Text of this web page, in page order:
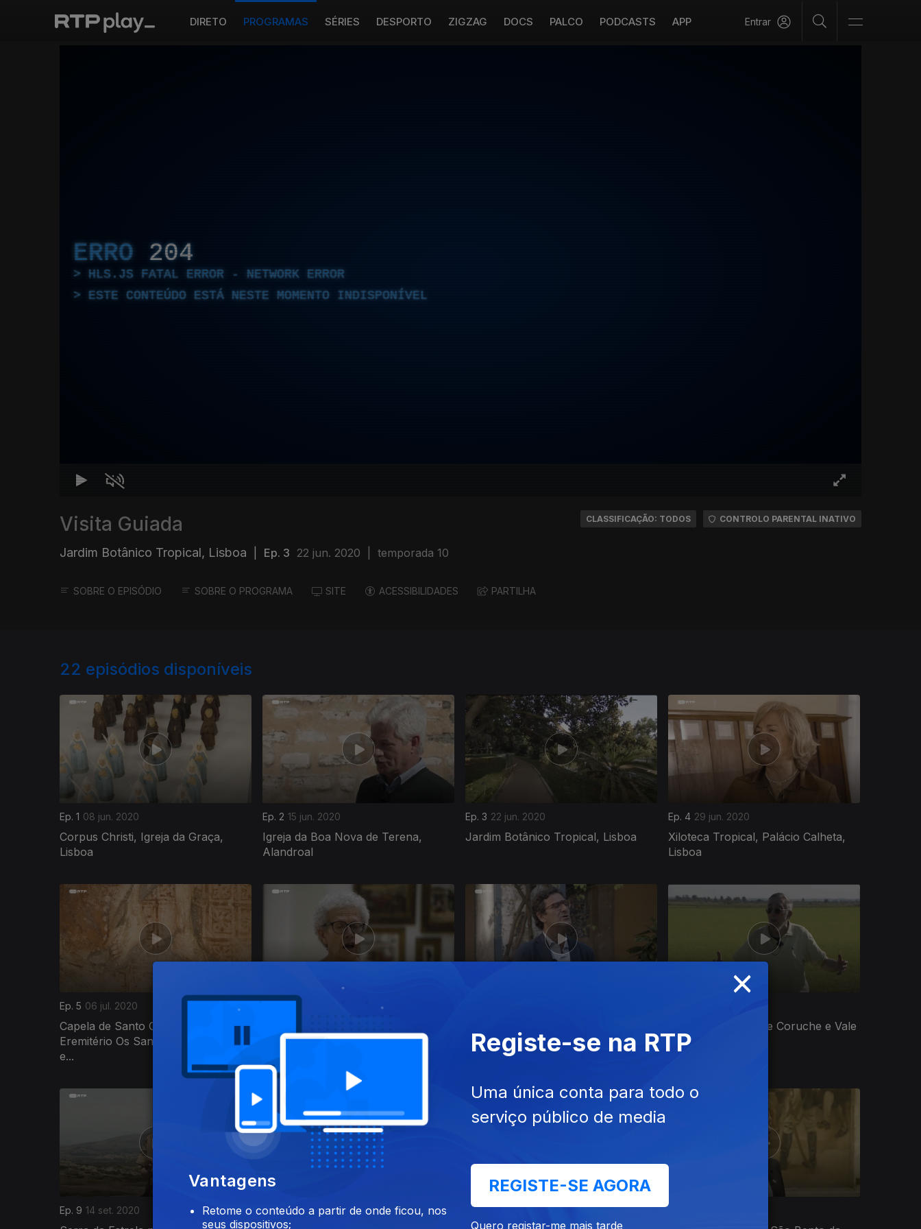
DIRETO PROGRAMAS SÉRIES DESPORTO ZIGZAG DOCS PALCO PODCASTS APP Entrar
ERRO 204
HLS.JS FATAL ERROR - NETWORK ERROR
ESTE CONTEÚDO ESTÁ NESTE MOMENTO INDISPONÍVEL
Visita Guiada
Jardim Botânico Tropical, Lisboa Ep. 3 22 jun. 2020 temporada 10
CLASSIFICAÇÃO: TODOS CONTROLO PARENTAL INATIVO
SOBRE O EPISÓDIO SOBRE O PROGRAMA SITE ACESSIBILIDADES PARTILHA
22 episódios disponíveis
Ep. 1 08 jun. 2020
Corpus Christi, Igreja da Graça,
Lisboa
Ep. 2 15 jun. 2020
Igreja da Boa Nova de Terena,
Alandroal
Ep. 3 22 jun. 2020
Jardim Botânico Tropical, Lisboa
Ep. 4 29 jun. 2020
Xiloteca Tropical, Palácio Calheta,
Lisboa
Ep. 5 06 jul. 2020
Capela de Santo Cristo (Picote) e
Eremitério Os Santos ( entre Picote
e...
Rainha
Bom Sucesso, Lisboa
Museu Municipal de Coruche e Vale
do Rio Sorraia
Ep. 9 14 set. 2020 Ep. 10 21 set. 2020 Ep. 11 28 set. 2020
497156
×
Vantagens
Retome o conteúdo a partir de onde ficou, nos
seus dispositivos;
Registe-se na RTP
Uma única conta para todo o
serviço público de media
REGISTE-SE AGORA
Quero registar-me mais tarde